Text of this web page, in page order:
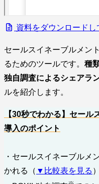
資料をダウンロードし
セールスイネーブルメン
るためのツールです。 種
独自調査によるシェアラ
ルを紹介します。
【30秒でわかる】セール
導入のポイント
・セールスイネーブルメ
かれる（ ▼比較表を見る ）